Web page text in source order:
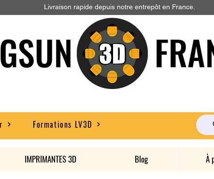
Livraison rapide depuis notre entrepôt en France.
GSUN
Formations LV3D
IMPRIMANTES 3D Blog À